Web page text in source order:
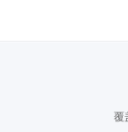
覆